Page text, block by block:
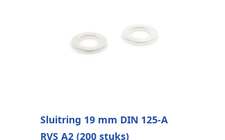
Sluitring 19 mm DIN 125-A
RVS A2 (200 stuks)